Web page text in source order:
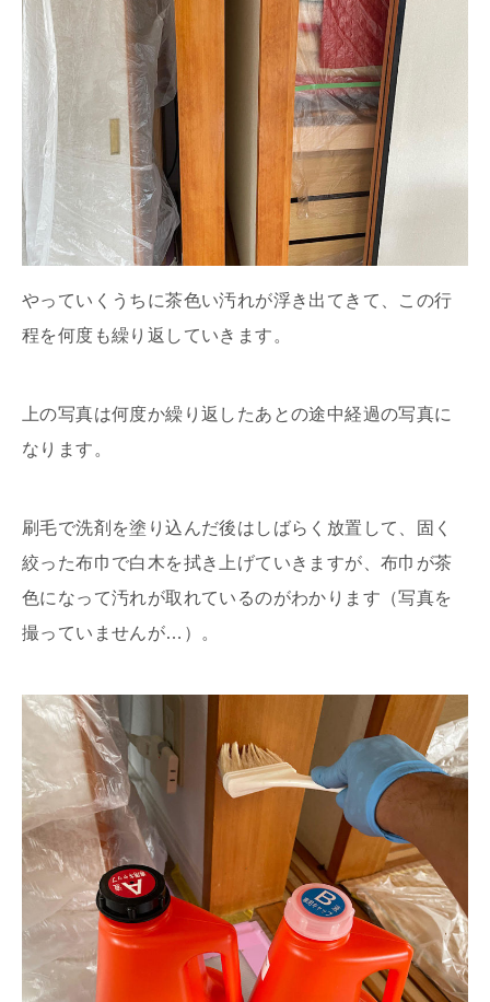
やっていくうちに茶色い汚れが浮き出てきて、この行
程を何度も繰り返していきます。
上の写真は何度か繰り返したあとの途中経過の写真に
なります。
刷毛で洗剤を塗り込んだ後はしばらく放置して、固く
絞った布巾で白木を拭き上げていきますが、布巾が茶
色になって汚れが取れているのがわかります（写真を
撮っていませんが…）。